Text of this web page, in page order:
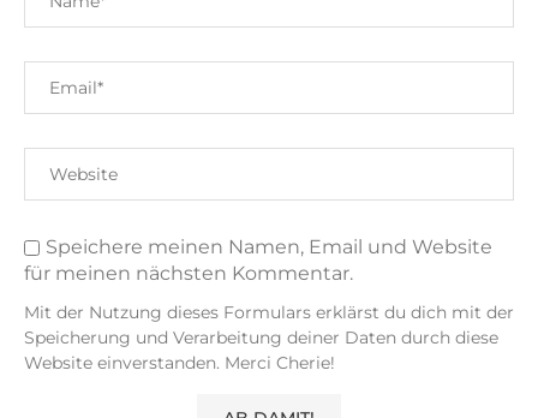
Speichere meinen Namen, Email und Website
für meinen nächsten Kommentar.
Mit der Nutzung dieses Formulars erklärst du dich mit der
Speicherung und Verarbeitung deiner Daten durch diese
Website einverstanden. Merci Cherie!